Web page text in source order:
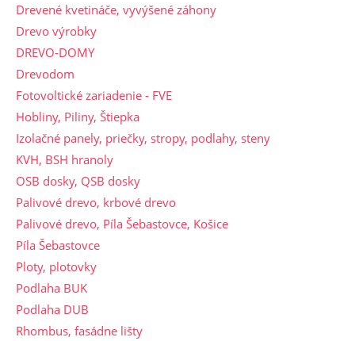
Drevené kvetináče, vyvýšené záhony
Drevo výrobky
DREVO-DOMY
Drevodom
Fotovoltické zariadenie - FVE
Hobliny, Piliny, Štiepka
Izolačné panely, priečky, stropy, podlahy, steny
KVH, BSH hranoly
OSB dosky, QSB dosky
Palivové drevo, krbové drevo
Palivové drevo, Píla Šebastovce, Košice
Píla Šebastovce
Ploty, plotovky
Podlaha BUK
Podlaha DUB
Rhombus, fasádne lišty